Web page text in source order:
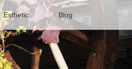
Esthetic Blog